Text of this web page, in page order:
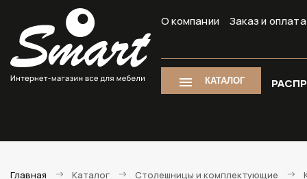
О компании Заказ и оплата
КАТАЛОГ
Главная Каталог Столешницы и комплектующие